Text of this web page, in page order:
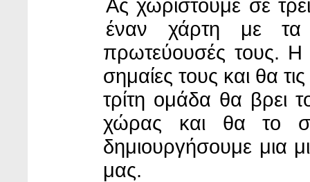
Ας χωριστούμε σε
έναν χάρτη με
πρωτεύουσές τους. Η
σημαίες τους και θα
τρίτη ομάδα θα βρει
χώρας και θα το
δημιουργήσουμε μια
μας.